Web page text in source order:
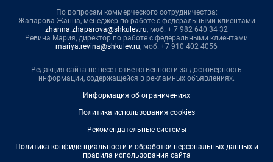
По вопросам коммерческого сотрудничества:
Жапарова Жанна, менеджер по работе с федеральными клиентами
zhanna.zhaparova@shkulev.ru, моб. + 7 982 640 34 32
Ревина Мария, директор по работе с федеральными клиентами
mariya.revina@shkulev.ru, моб. +7 910 402 4056
Редакция сайта не несет ответственности за достоверность
информации, содержащейся в рекламных объявлениях.
Информация об ограничениях
Политика использования cookies
Рекомендательные системы
Политика конфиденциальности и обработки персональных данных и
правила использования сайта